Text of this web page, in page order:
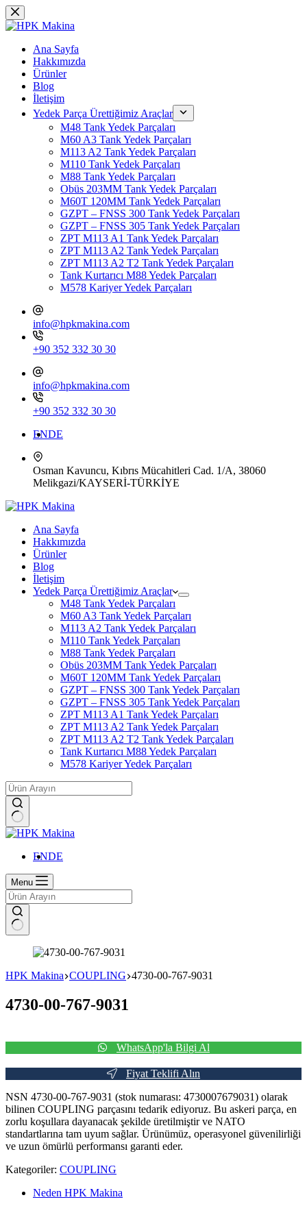
Skip
to
Ana Sayfa
Hakkımızda
Ürünler
Blog
İletişim
Yedek Parça Ürettiğimiz Araçlar
M48 Tank Yedek Parçaları
M60 A3 Tank Yedek Parçaları
M113 A2 Tank Yedek Parçaları
M110 Tank Yedek Parçaları
M88 Tank Yedek Parçaları
Obüs 203MM Tank Yedek Parçaları
M60T 120MM Tank Yedek Parçaları
GZPT – FNSS 300 Tank Yedek Parçaları
GZPT – FNSS 305 Tank Yedek Parçaları
ZPT M113 A1 Tank Yedek Parçaları
ZPT M113 A2 Tank Yedek Parçaları
ZPT M113 A2 T2 Tank Yedek Parçaları
Tank Kurtarıcı M88 Yedek Parçaları
M578 Kariyer Yedek Parçaları
info@hpkmakina.com
+90 352 332 30 30
info@hpkmakina.com
+90 352 332 30 30
ENDE
Osman Kavuncu, Kıbrıs Mücahitleri Cad. 1/A, 38060
Melikgazi/KAYSERİ-TÜRKİYE
Ana Sayfa
Hakkımızda
Ürünler
Blog
İletişim
Yedek Parça Ürettiğimiz Araçlar
M48 Tank Yedek Parçaları
M60 A3 Tank Yedek Parçaları
M113 A2 Tank Yedek Parçaları
M110 Tank Yedek Parçaları
M88 Tank Yedek Parçaları
Obüs 203MM Tank Yedek Parçaları
M60T 120MM Tank Yedek Parçaları
GZPT – FNSS 300 Tank Yedek Parçaları
GZPT – FNSS 305 Tank Yedek Parçaları
ZPT M113 A1 Tank Yedek Parçaları
ZPT M113 A2 Tank Yedek Parçaları
ZPT M113 A2 T2 Tank Yedek Parçaları
Tank Kurtarıcı M88 Yedek Parçaları
M578 Kariyer Yedek Parçaları
No
ENDE
Menu
HPK Makina COUPLING 4730-00-767-9031
4730-00-767-9031
WhatsApp'la Bilgi Al
Fiyat Teklifi Alın
NSN 4730-00-767-9031 (stok numarası: 4730007679031) olarak
bilinen COUPLING parçasını tedarik ediyoruz. Bu askeri parça, en
zorlu koşullara dayanacak şekilde üretilmiştir ve NATO
standartlarına tam uyum sağlar. Ürünümüz, operasyonel güvenilirliği
ve uzun ömürlü performansı garanti eder.
Kategoriler: COUPLING
Neden HPK Makina